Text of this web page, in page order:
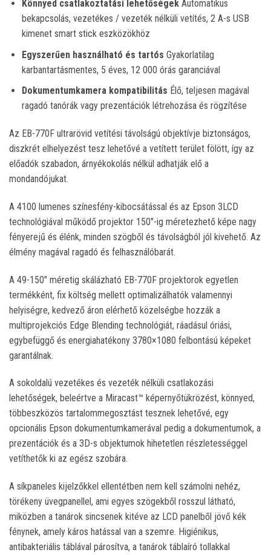
Könnyed csatlakoztatási lehetőségekAutomatikus
bekapcsolás, vezetékes / vezeték nélküli vetítés, 2 A-s USB
kimenet smart stick eszközökhöz
Egyszerűen használható és tartós Gyakorlatilag
karbantartásmentes, 5 éves, 12 000 órás garanciával
Dokumentumkamera kompatibilitás Élő, teljesen magával
ragadó tanórák vagy prezentációk létrehozása és rögzítése
Az EB-770F ultrarövid vetítési távolságú objektívje biztonságos,
diszkrét elhelyezést tesz lehetővé a vetített terület fölött, így az
előadók szabadon, árnyékokolás nélkül adhatják elő a
mondandójukat.
A 4100 lumenes színesfény-kibocsátással és az Epson 3LCD
technológiával működő projektor 150″-ig méretezhető képe nagy
fényerejű és élénk, minden szögből és távolságból jól kivehető. Az
élmény magával ragadó és felhasználóbarát.
A 49-150″ méretig skálázható EB-770F projektorok egyetlen
termékként, fix költség mellett optimalizálhatók valamennyi
helyiségre, kedvező áron elérhető közelségbe hozzák a
multiprojekciós Edge Blending technológiát, ráadásul óriási,
egybefüggő és energiahatékony 3780×1080 felbontású képeket
garantálnak.
A sokoldalú vezetékes és vezeték nélküli csatlakozási
lehetőségek, beleértve a Miracast™ képernyőtükrözést, könnyed,
többeszközös tartalommegosztást tesznek lehetővé, egy
opcionális Epson dokumentumkamerával pedig a dokumentumok, a
prezentációk és a 3D-s objektumok hihetetlen részletességgel
vetíthetők ki az egész szobára.
A síkpaneles kijelzőkkel ellentétben nem kell számolni nehéz,
törékeny üvegpanellel, ami egyes szögekből rosszul látható,
miközben a tanárok sincsenek kitéve az LCD panelből jövő kék
fénynek, amely káros hatással van a szemre. Higiénikus,
antibakteriális táblával párosítva, a tanárok táblaíró tollakkal